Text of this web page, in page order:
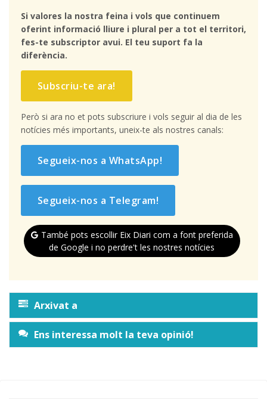
Si valores la nostra feina i vols que continuem
oferint informació lliure i plural per a tot el territori,
fes-te subscriptor avui. El teu suport fa la
diferència.
Subscriu-te ara!
Però si ara no et pots subscriure i vols seguir al dia de les
notícies més importants, uneix-te als nostres canals:
Segueix-nos a WhatsApp!
Segueix-nos a Telegram!
També pots escollir Eix Diari com a font preferida
de Google i no perdre't les nostres notícies
Arxivat a
Ens interessa molt la teva opinió!